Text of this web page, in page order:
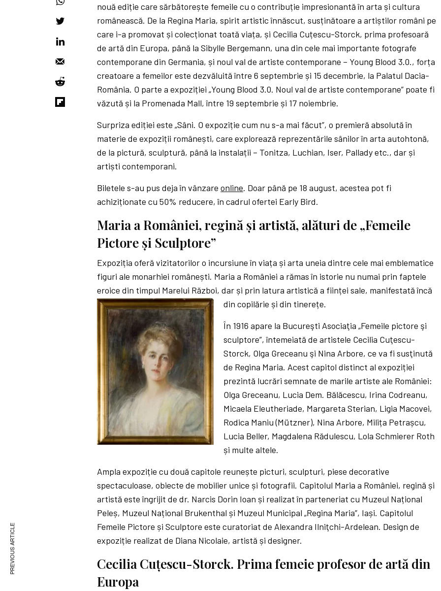
nouă ediție care sărbătorește femeile cu o contribuție impresionantă în arta și cultura
românească. De la Regina Maria, spirit artistic înnăscut, susținătoare a artiștilor români pe
care i-a promovat și colecționat toată viața, și Cecilia Cuțescu-Storck, prima profesoară
de artă din Europa, până la Sibylle Bergemann, una din cele mai importante fotografe
contemporane din Germania, și noul val de artiste contemporane – Young Blood 3.0., forța
creatoare a femeilor este dezvăluită între 6 septembrie și 15 decembrie, la Palatul Dacia-
România. O parte a expoziției „Young Blood 3.0. Noul val de artiste contemporane” poate fi
văzută și la Promenada Mall, între 19 septembrie și 17 noiembrie.
Surpriza ediției este „Sâni. O expoziție cum nu s-a mai făcut”, o premieră absolută în
materie de expoziții românești, care explorează reprezentările sânilor în arta autohtonă,
de la pictură, sculptură, până la instalații – Tonitza, Luchian, Iser, Pallady etc., dar și
artiști contemporani.
Biletele s-au pus deja în vânzareonline. Doar până pe 18 august, acestea pot fi
achiziționate cu 50% reducere, în cadrul ofertei Early Bird.
Maria a României, regină și artistă, alături de „Femeile
Pictore și Sculptore”
Expoziția oferă vizitatorilor o incursiune în viața și arta uneia dintre cele mai emblematice
figuri ale monarhiei românești. Maria a României a rămas în istorie nu numai prin faptele
eroice din timpul Marelui Război, dar și prin latura artistică a ființei sale, manifestată încă
din copilărie și din tinerețe.
În 1916 apare la Bucureşti Asociaţia „Femeile pictore şi
sculptore”, întemeiată de artistele Cecilia Cuţescu-
Storck, Olga Greceanu şi Nina Arbore, ce va fi susţinută
de Regina Maria. Acest capitol distinct al expoziției
prezintă lucrări semnate de marile artiste ale României:
Olga Greceanu, Lucia Dem. Bălăcescu, Irina Codreanu,
Micaela Eleutheriade, Margareta Sterian, Ligia Macovei,
Rodica Maniu (Mützner), Nina Arbore, Milița Petrașcu,
Lucia Beller, Magdalena Rădulescu, Lola Schmierer Roth
și multe altele.
Ampla expoziție cu două capitole reunește picturi, sculpturi, piese decorative
spectaculoase, obiecte de mobilier unice și fotografii. Capitolul Maria a României, regină și
artistă este îngrijit de dr. Narcis Dorin Ioan și realizat în parteneriat cu Muzeul Național
Peleș, Muzeul Național Brukenthal și Muzeul Municipal „Regina Maria”, Iași. Capitolul
Femeile Pictore și Sculptore este curatoriat de Alexandra Ilniţchi-Ardelean. Design de
expoziție realizat de Diana Nicolaie, artistă și designer.
Cecilia Cuțescu-Storck. Prima femeie profesor de artă din
Europa
PREVIOUS ARTICLE